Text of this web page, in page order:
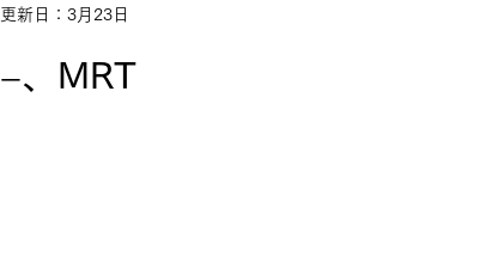
更新日： 3月23日
一、MRT